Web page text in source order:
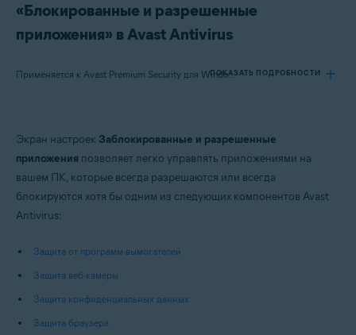
«Блокированные и разрешенные
приложения» в Avast Antivirus
Применяется к Avast Premium Security для Windows, Avast Free Antivirus для Windows
ПОКАЗАТЬ ПОДРОБНОСТИ
Avast Premium Security 24.x для Windows
Операционные системы:
разрядная версия
Microsoft Windows 8 / Pro / Enterprise — 32- или 64-разрядная версия
Microsoft Windows 7 Home Basic / Home Premium / Professional /
64-разрядная версия
Экран настроек Заблокированные и разрешенные
приложения позволяет легко управлять приложениями на
вашем ПК, которые всегда разрешаются или всегда
блокируются хотя бы одним из следующих компонентов Avast
Antivirus:
Защита от программ-вымогателей
Защита веб-камеры
Защита конфиденциальных данных
Защита браузера